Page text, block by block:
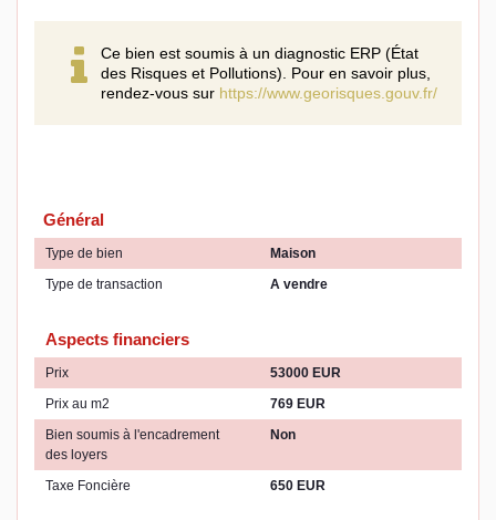
Ce bien est soumis à un diagnostic ERP (État
des Risques et Pollutions). Pour en savoir plus,
rendez-vous sur https://www.georisques.gouv.fr/
Général
Type de bien
Maison
Type de transaction
A vendre
Aspects financiers
Prix
53000 EUR
Prix au m2
769 EUR
Bien soumis à l'encadrement
des loyers
Non
Taxe Foncière 650 EUR